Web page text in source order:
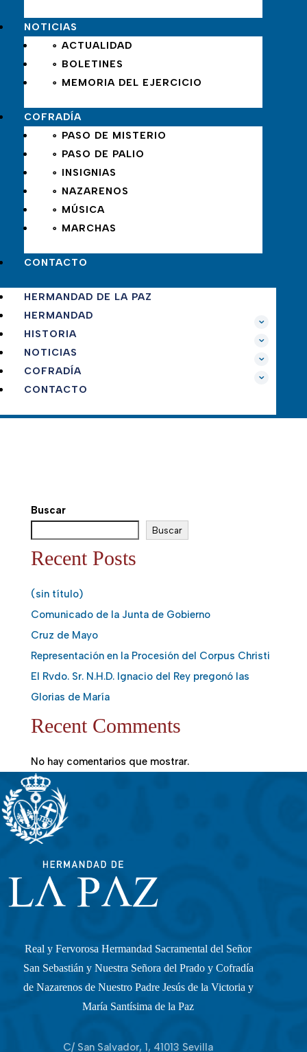
NOTICIAS
∘ ACTUALIDAD
∘ BOLETINES
∘ MEMORIA DEL EJERCICIO
COFRADÍA
∘ PASO DE MISTERIO
∘ PASO DE PALIO
∘ INSIGNIAS
∘ NAZARENOS
∘ MÚSICA
∘ MARCHAS
CONTACTO
HERMANDAD DE LA PAZ
HERMANDAD
HISTORIA
NOTICIAS
COFRADÍA
CONTACTO
Buscar
Buscar
Recent Posts
(sin título)
Comunicado de la Junta de Gobierno
Cruz de Mayo
Representación en la Procesión del Corpus Christi
El Rvdo. Sr. N.H.D. Ignacio del Rey pregonó las
Glorias de María
Recent Comments
No hay comentarios que mostrar.
Real y Fervorosa Hermandad Sacramental del Señor
San Sebastián y Nuestra Señora del Prado y Cofradía
de Nazarenos de Nuestro Padre Jesús de la Victoria y
María Santísima de la Paz
C/ San Salvador, 1, 41013 Sevilla